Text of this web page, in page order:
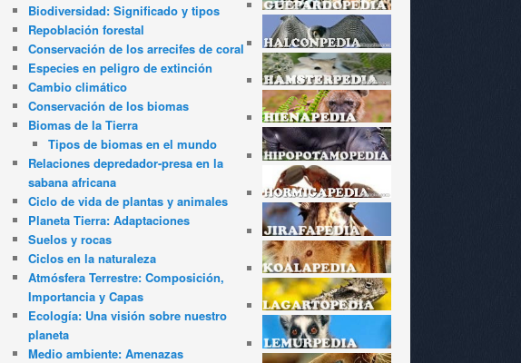
Biodiversidad: Significado y tipos
Repoblación forestal
Conservación de los arrecifes de coral
Especies en peligro de extinción
Cambio climático
Conservación de los biomas
Biomas de la Tierra
Tipos de biomas en el mundo
Relaciones depredador-presa en la
sabana africana
Ciclo de vida de plantas y animales
Planeta Tierra: Adaptaciones
Suelos y rocas
Ciclos en la naturaleza
Atmósfera Terrestre: Composición,
Importancia y Capas
Ecología: Una visión sobre nuestro
planeta
Medio ambiente: Amenazas